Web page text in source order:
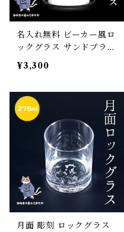
名入れ無料 ビーカー風ロ
ックグラス サンドブラス
ト彫刻 メモリデザイン 日
本製 275ml おしゃれ＆ユ
ント・記念日にも
¥3,300
月面 彫刻 ロックグラス